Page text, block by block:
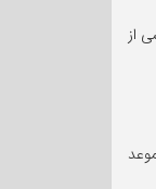
از
پیش از موعد